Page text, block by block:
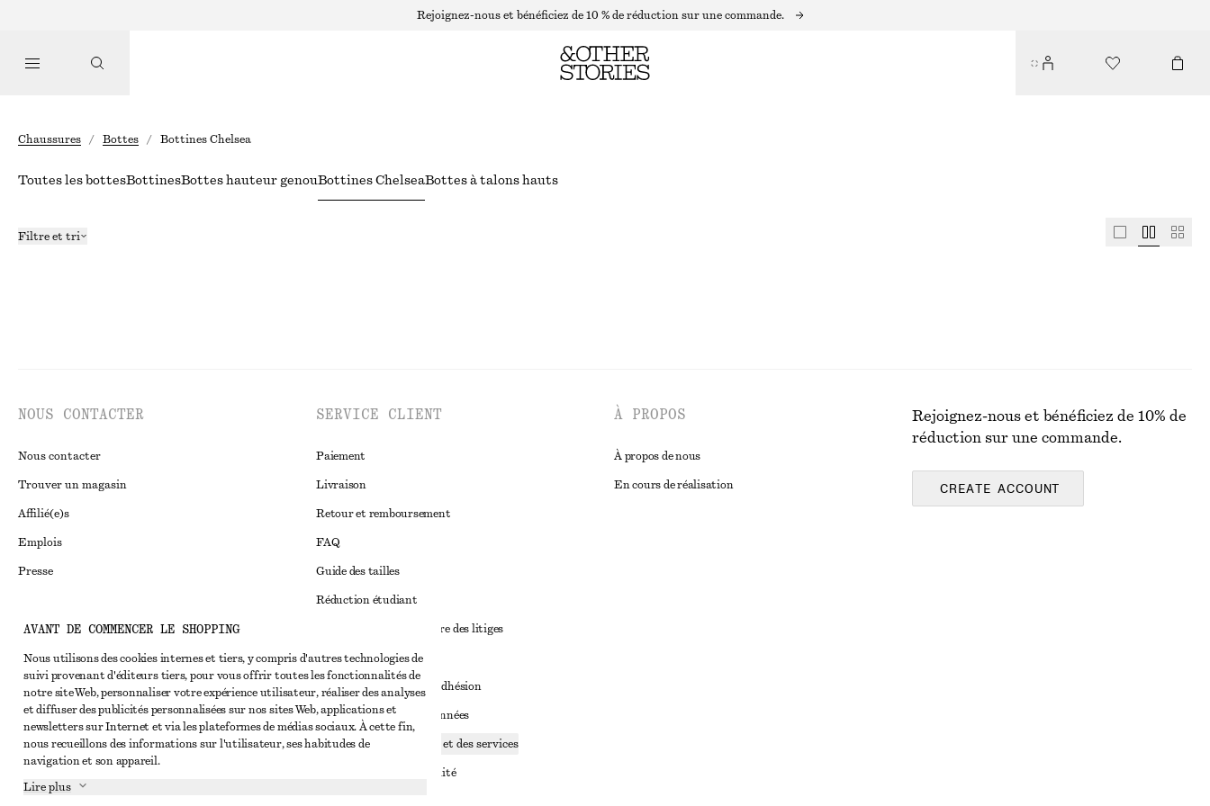
Rejoignez-nous et bénéficiez de 10 % de réduction sur une commande.
Chaussures / Bottes / Bottines Chelsea
Toutes les bottesBottinesBottes hauteur genouBottines ChelseaBottes à talons hauts
Filtre et tri
NOUS CONTACTER
Nous contacter
Trouver un magasin
Affilié(e)s
Emplois
Presse
Instagram
Pinterest
Facebook
Youtube
TikTok
SERVICE CLIENT
Paiement
Livraison
Retour et remboursement
FAQ
Guide des tailles
Réduction étudiant
Règlement extrajudiciaire des litiges
Conditions générales
Conditions générales d’adhésion
Cookies et partage de données
Paramètres des cookies et des services
Politique de confidentialité
À PROPOS
À propos de nous
En cours de réalisation
Rejoignez-nous et bénéficiez de 10% de
réduction sur une commande.
CREATE ACCOUNT
AVANT DE COMMENCER LE SHOPPING
Nous utilisons des cookies internes et tiers, y compris d'autres technologies de
suivi provenant d'éditeurs tiers, pour vous offrir toutes les fonctionnalités de
notre site Web, personnaliser votre expérience utilisateur, réaliser des analyses
et diffuser des publicités personnalisées sur nos sites Web, applications et
newsletters sur Internet et via les plateformes de médias sociaux. À cette fin,
nous recueillons des informations sur l'utilisateur, ses habitudes de
navigation et son appareil.
Lire plus